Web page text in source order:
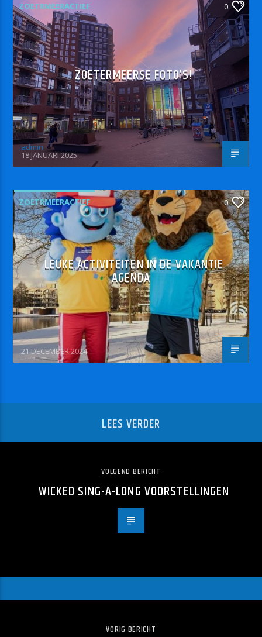
ZOETRMEERACTIEF 0
ZOETERMEERSE FOTO’S!
admin
18 JANUARI 2025
ZOETRMEERACTIEF 0
LEUKE ACTIVITEITEN IN DE VAKANTIE
AGENDA
21 DECEMBER 2024
LEES VERDER
VOLGEND BERICHT
WICKED SING-A-LONG VOORSTELLINGEN
VORIG BERICHT